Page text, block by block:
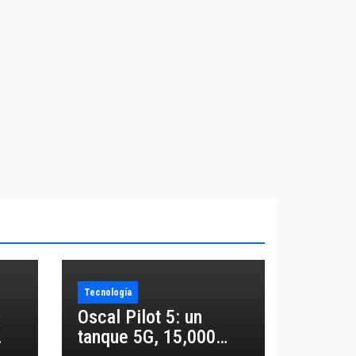
Tecnología
Oscal Pilot 5: un
tanque 5G, 15,000